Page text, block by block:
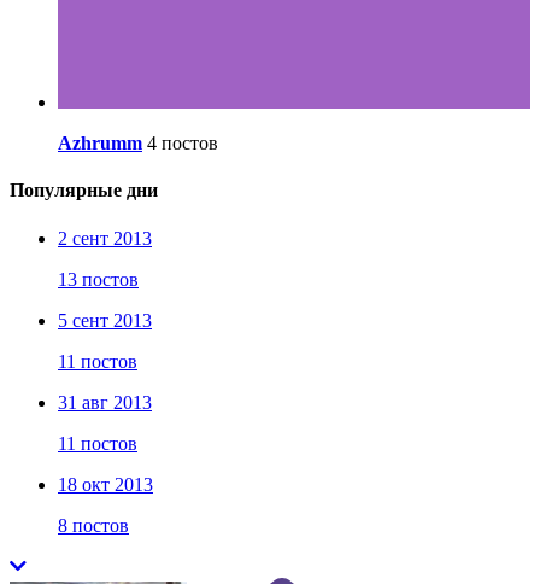
Azhrumm 4 постов
Популярные дни
2 сент 2013
13 постов
5 сент 2013
11 постов
31 авг 2013
11 постов
18 окт 2013
8 постов